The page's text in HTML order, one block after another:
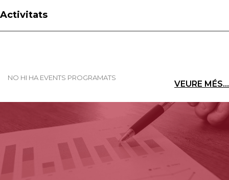
Activitats
NO HI HA EVENTS PROGRAMATS
VEURE MÉS...